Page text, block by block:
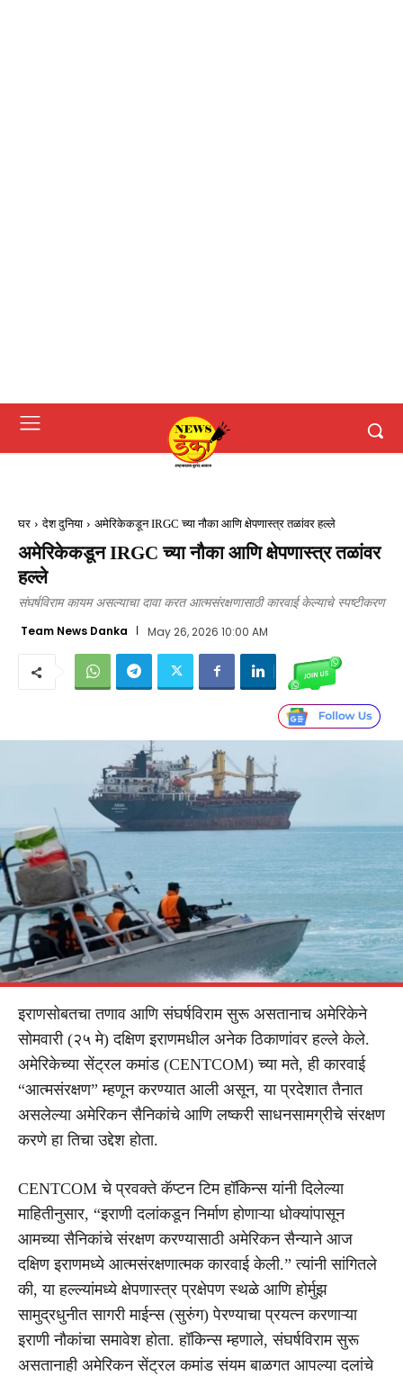
घर देश दुनिया अमेरिकेकडून IRGC च्या नौका आणि क्षेपणास्त्र तळांवर हल्ले
अमेरिकेकडून IRGC च्या नौका आणि क्षेपणास्त्र तळांवर
हल्ले
संघर्षविराम कायम असल्याचा दावा करत आत्मसंरक्षणासाठी कारवाई केल्याचे स्पष्टीकरण
Team News Danka May 26, 2026 10:00 AM
इराणसोबतचा तणाव आणि संघर्षविराम सुरू असतानाच अमेरिकेने
सोमवारी (२५ मे) दक्षिण इराणमधील अनेक ठिकाणांवर हल्ले केले.
अमेरिकेच्या सेंट्रल कमांड (CENTCOM) च्या मते, ही कारवाई
“आत्मसंरक्षण” म्हणून करण्यात आली असून, या प्रदेशात तैनात
असलेल्या अमेरिकन सैनिकांचे आणि लष्करी साधनसामग्रीचे संरक्षण
करणे हा तिचा उद्देश होता.
CENTCOM चे प्रवक्ते कॅप्टन टिम हॉकिन्स यांनी दिलेल्या
माहितीनुसार, “इराणी दलांकडून निर्माण होणाऱ्या धोक्यांपासून
आमच्या सैनिकांचे संरक्षण करण्यासाठी अमेरिकन सैन्याने आज
दक्षिण इराणमध्ये आत्मसंरक्षणात्मक कारवाई केली.” त्यांनी सांगितले
की, या हल्ल्यांमध्ये क्षेपणास्त्र प्रक्षेपण स्थळे आणि होर्मुझ
सामुद्रधुनीत सागरी माईन्स (सुरुंग) पेरण्याचा प्रयत्न करणाऱ्या
इराणी नौकांचा समावेश होता. हॉकिन्स म्हणाले, संघर्षविराम सुरू
असतानाही अमेरिकन सेंट्रल कमांड संयम बाळगत आपल्या दलांचे